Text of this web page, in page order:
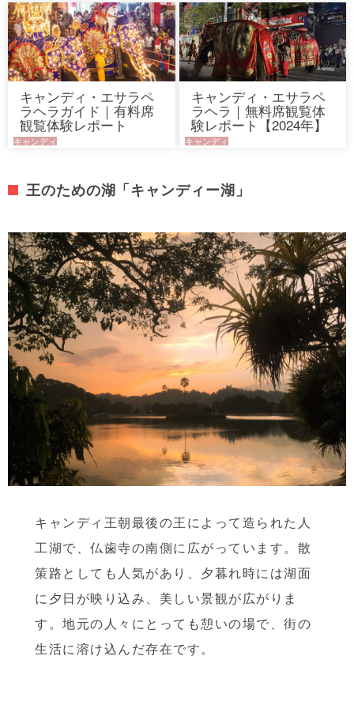
キャンディ・エサラペ
ラヘラガイド｜有料席
観覧体験レポート
キャンディ
キャンディ・エサラペ
ラヘラ｜無料席観覧体
験レポート【2024年】
キャンディ
王のための湖「キャンディー湖」
キャンディ王朝最後の王によって造られた人
工湖で、仏歯寺の南側に広がっています。散
策路としても人気があり、夕暮れ時には湖面
に夕日が映り込み、美しい景観が広がりま
す。地元の人々にとっても憩いの場で、街の
生活に溶け込んだ存在です。